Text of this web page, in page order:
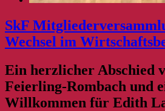
SkF
Wechsel im
Ein herzlicher Abschied
Feierling-Rombach und
Willkommen für Edith